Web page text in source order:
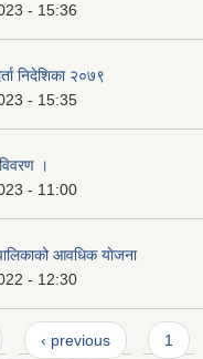
- 15:36
निदेशिका २०७९
- 15:35
।
- 11:00
आवधिक याेजना
- 12:30
‹ previous 1